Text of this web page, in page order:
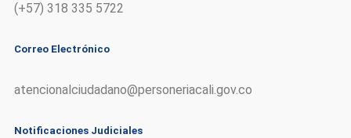
(+57) 318 335 5722
Correo Electrónico
atencionalciudadano@personeriacali.gov.co
Notificaciones Judiciales